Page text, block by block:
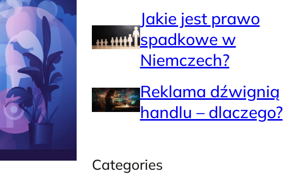
Jakie jest prawo
spadkowe w
Niemczech?
Reklama dźwignią
handlu – dlaczego?
Categories